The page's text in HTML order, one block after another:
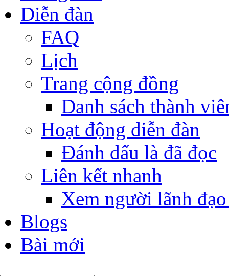
Diễn đàn
FAQ
Lịch
Trang cộng đồng
Danh sách thành
Hoạt động diễn đàn
Đánh dấu là đã đọc
Liên kết nhanh
Xem người lãnh
Blogs
Bài mới